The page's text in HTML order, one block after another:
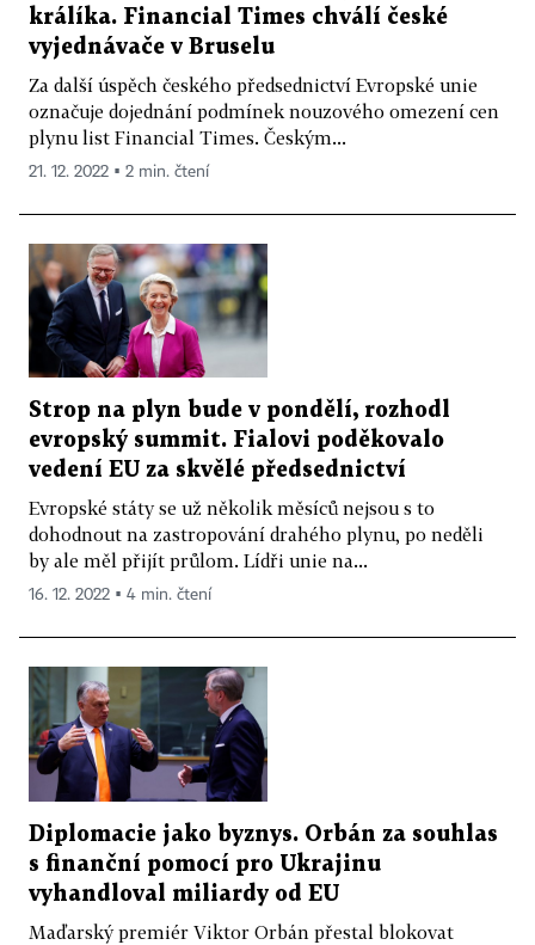
králíka. Financial Times chválí české
vyjednávače v Bruselu
Za další úspěch českého předsednictví Evropské unie
označuje dojednání podmínek nouzového omezení cen
plynu list Financial Times. Českým...
21. 12. 2022 ▪ 2 min. čtení
Strop na plyn bude v pondělí, rozhodl
evropský summit. Fialovi poděkovalo
vedení EU za skvělé předsednictví
Evropské státy se už několik měsíců nejsou s to
dohodnout na zastropování drahého plynu, po neděli
by ale měl přijít průlom. Lídři unie na...
16. 12. 2022 ▪ 4 min. čtení
Diplomacie jako byznys. Orbán za souhlas
s finanční pomocí pro Ukrajinu
vyhandloval miliardy od EU
Maďarský premiér Viktor Orbán přestal blokovat